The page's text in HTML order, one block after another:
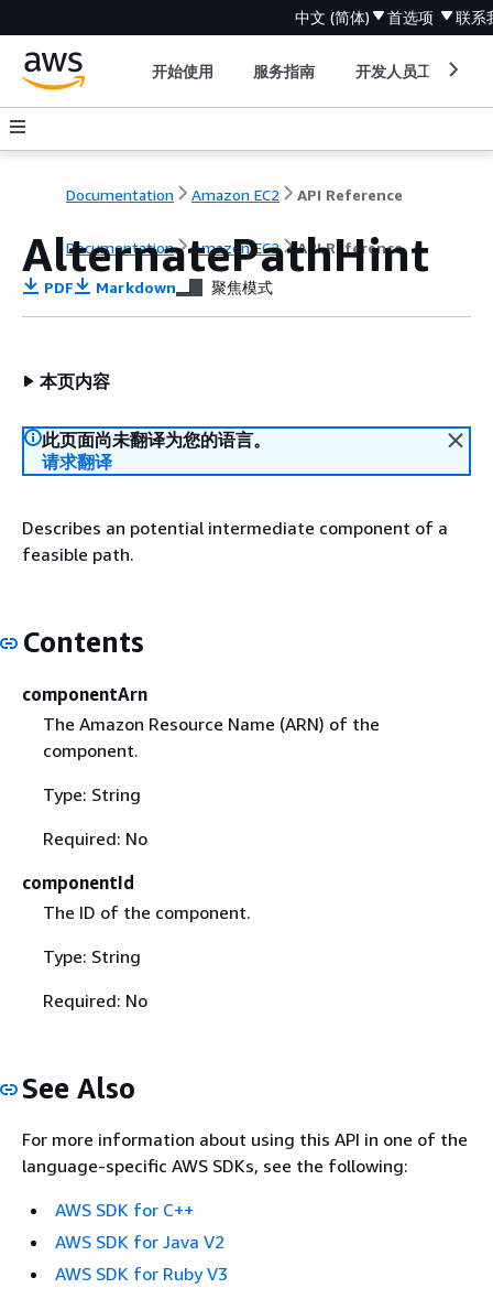
中文 (简体) 首选项 联系
开始使用 服务指南 开发人员工具
Documentation Amazon EC2 API Reference
Documentation Amazon EC2 API Reference
AlternatePathHint
PDF Markdown 聚焦模式
本页内容
此页面尚未翻译为您的语言。
请求翻译
Describes an potential intermediate component of a
feasible path.
Contents
componentArn
The Amazon Resource Name (ARN) of the
component.
Type: String
Required: No
componentId
The ID of the component.
Type: String
Required: No
See Also
For more information about using this API in one of the
language-specific AWS SDKs, see the following:
AWS SDK for C++
AWS SDK for Java V2
AWS SDK for Ruby V3